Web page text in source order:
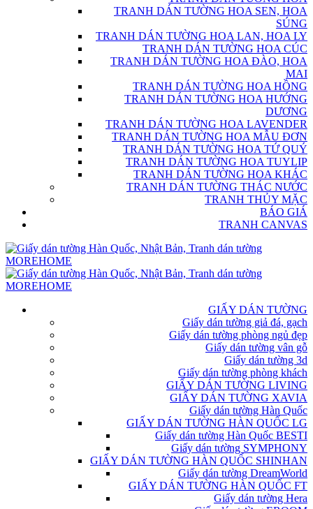
TRANH DÁN TƯỜNG HOA SEN, HOA
SÚNG
TRANH DÁN TƯỜNG HOA LAN, HOA LY
TRANH DÁN TƯỜNG HOA CÚC
TRANH DÁN TƯỜNG HOA ĐÀO, HOA
MAI
TRANH DÁN TƯỜNG HOA HỒNG
TRANH DÁN TƯỜNG HOA HƯỚNG
DƯƠNG
TRANH DÁN TƯỜNG HOA LAVENDER
TRANH DÁN TƯỜNG HOA MẪU ĐƠN
TRANH DÁN TƯỜNG HOA TỨ QUÝ
TRANH DÁN TƯỜNG HOA TUYLIP
TRANH DÁN TƯỜNG HOA KHÁC
TRANH DÁN TƯỜNG THÁC NƯỚC
TRANH THỦY MẶC
BÁO GIÁ
TRANH CANVAS
GIẤY DÁN TƯỜNG
Giấy dán tường giả đá, gạch
Giấy dán tường phòng ngủ đẹp
Giấy dán tường vân gỗ
Giấy dán tường 3d
Giấy dán tường phòng khách
GIẤY DÁN TƯỜNG LIVING
GIẤY DÁN TƯỜNG XAVIA
Giấy dán tường Hàn Quốc
GIẤY DÁN TƯỜNG HÀN QUỐC LG
Giấy dán tường Hàn Quốc BESTI
Giấy dán tường SYMPHONY
GIẤY DÁN TƯỜNG HÀN QUỐC SHINHAN
Giấy dán tường DreamWorld
GIẤY DÁN TƯỜNG HÀN QUỐC FT
Giấy dán tường Hera